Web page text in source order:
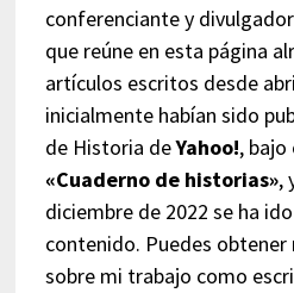
conferenciante y
que reúne en esta página
artículos escritos desde
inicialmente habían sido
de Historia deYahoo!,
«Cuaderno de historias»,
diciembre de 2022 se ha
contenido. Puedes
sobre mi trabajo como